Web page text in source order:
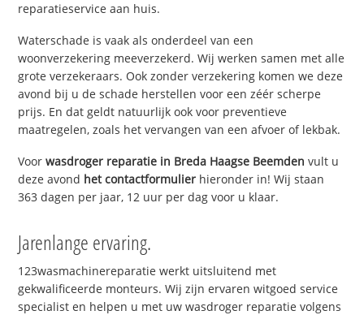
reparatieservice aan huis.
Waterschade is vaak als onderdeel van een
woonverzekering meeverzekerd. Wij werken samen met alle
grote verzekeraars. Ook zonder verzekering komen we deze
avond bij u de schade herstellen voor een zéér scherpe
prijs. En dat geldt natuurlijk ook voor preventieve
maatregelen, zoals het vervangen van een afvoer of lekbak.
Voorwasdroger reparatie in Breda Haagse Beemden vult u
deze avond het contactformulier hieronder in! Wij staan
363 dagen per jaar, 12 uur per dag voor u klaar.
Jarenlange ervaring.
123wasmachinereparatie werkt uitsluitend met
gekwalificeerde monteurs. Wij zijn ervaren witgoed service
specialist en helpen u met uw wasdroger reparatie volgens